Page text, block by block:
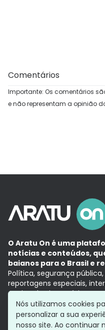
Comentários
Importante: Os comentários
e não representam a opinião
O Aratu On é uma
notícias e conteúdos,
baianos para o Brasil e
Política, segurança
reportagens especiais,
Aqui, tudo vira notícia e a
com a credibilidade do
Grupo Aratu
Política de
Nós utilizamos cookies
personalizar a sua
nosso site. Ao continuar